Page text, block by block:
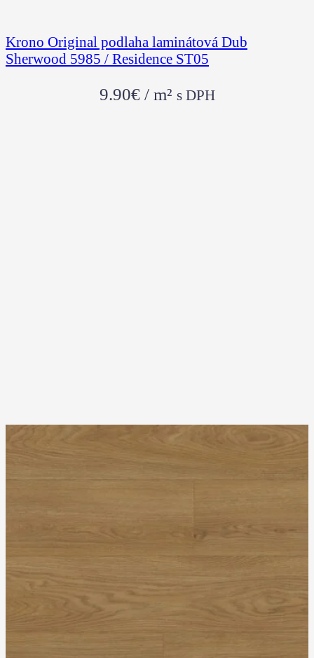
Krono Original podlaha laminátová Dub
Sherwood 5985 / Residence ST05
9.90€ / m² s DPH